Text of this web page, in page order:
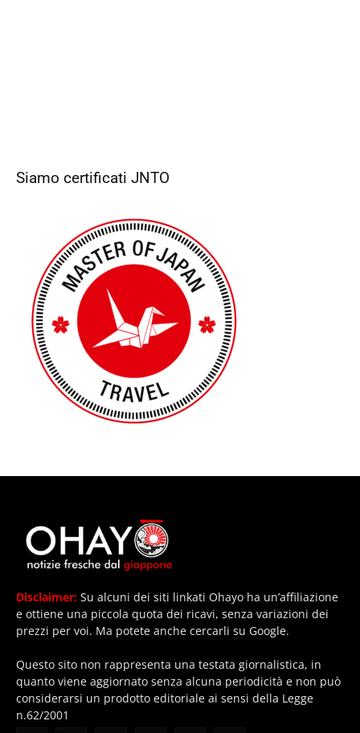
Siamo certificati JNTO
Disclaimer: Su alcuni dei siti linkati Ohayo ha un’affiliazione
e ottiene una piccola quota dei ricavi, senza variazioni dei
prezzi per voi. Ma potete anche cercarli su Google.
Questo sito non rappresenta una testata giornalistica, in
quanto viene aggiornato senza alcuna periodicità e non può
considerarsi un prodotto editoriale ai sensi della Legge
n.62/2001